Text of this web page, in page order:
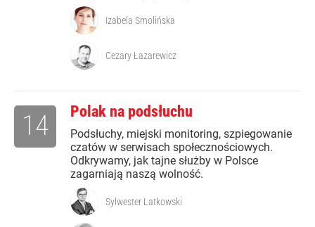
Izabela Smolińska
Cezary Łazarewicz
Polak na podsłuchu
Podsłuchy, miejski monitoring, szpiegowanie
czatów w serwisach społecznościowych.
Odkrywamy, jak tajne służby w Polsce
zagarniają naszą wolność.
14
Sylwester Latkowski